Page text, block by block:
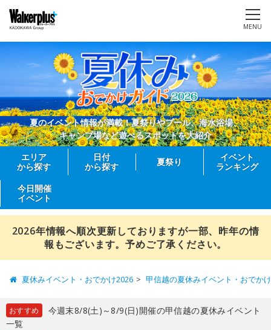
MENU
夏のイベント情報が満載！夏祭りやプール、海水浴場、
キャンプ場など遊べるスポットを大紹介
エリア
から探す
日付
から探す
夏祭り
イベント
ランキング
今日開催
イベント
2026年情報へ順次更新しておりますが一部、昨年の情
報もございます。予めご了承ください。
夏休みイベント・おでかけ2026 甲信越の夏休みイベント・おでか
おすすめ
今週末8/8(土)～8/9(日)開催の甲信越の夏休みイベント
一覧